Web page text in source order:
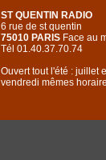
ST QUENTIN RADIO
6 rue de st quentin
75010 PARIS Face au
Tél 01.40.37.70.74
Ouvert tout l'été : juillet
vendredi mêmes